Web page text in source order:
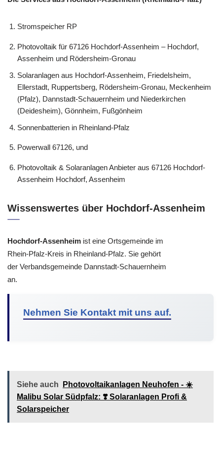
Stromspeicher RP
Photovoltaik für 67126 Hochdorf-Assenheim – Hochdorf,
Assenheim und Rödersheim-Gronau
Solaranlagen aus Hochdorf-Assenheim, Friedelsheim,
Ellerstadt, Ruppertsberg, Rödersheim-Gronau, Meckenheim
(Pfalz), Dannstadt-Schauernheim und Niederkirchen
(Deidesheim), Gönnheim, Fußgönheim
Sonnenbatterien in Rheinland-Pfalz
Powerwall 67126, und
Photovoltaik & Solaranlagen Anbieter aus 67126 Hochdorf-
Assenheim Hochdorf, Assenheim
Wissenswertes über Hochdorf-Assenheim
Hochdorf-Assenheim ist eine Ortsgemeinde im
Rhein-Pfalz-Kreis in Rheinland-Pfalz. Sie gehört
der Verbandsgemeinde Dannstadt-Schauernheim
an.
Nehmen Sie Kontakt mit uns auf.
Siehe auch
Photovoltaikanlagen Neuhofen - ☀️
Malibu Solar Südpfalz: ❣️ Solaranlagen Profi &
Solarspeicher